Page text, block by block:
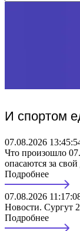
И спортом
07.08.2026
Что произошло
опасаются за
Подробнее
07.08.2026
Новости. Сургут
Подробнее